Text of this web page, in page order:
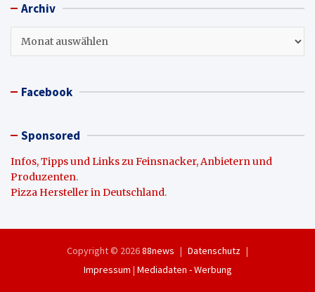
Archiv
Facebook
Sponsored
Infos, Tipps und Links zu Feinsnacker, Anbietern und
Produzenten.
Pizza Hersteller in Deutschland.
Copyright © 202688news
Datenschutz
Impressum | Mediadaten - Werbung